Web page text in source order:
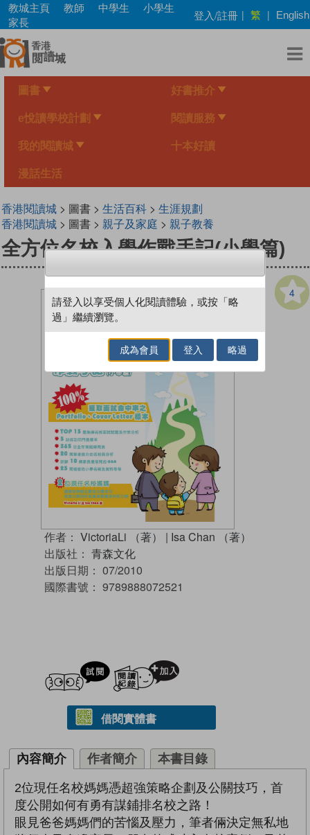
Skip
main
content
教城主頁 教師 中學生
小學生
家長
登入/註冊 | 繁 | English
圖書 好書推介
e悅讀學校計劃 閱讀服務
我的閱讀城 十本好讀
漫話生活
香港閱讀城> 圖書 > 生活百科> 生涯規劃
香港閱讀城> 圖書 > 親子及家庭 > 親子教養
全方位名校入學作戰手記(小學篇)
4
作者： VictoriaLi （著） | Isa Chan （著）
出版社： 青森文化
出版日期： 07/2010
國際書號： 9789888072521
試閲
借閱實體書
內容簡介 作者簡介 本書目錄
2位現任名校媽媽憑超強策略企劃及公關技巧，首
度公開如何有勇有謀鋪排名校之路！
眼見爸爸媽媽們的苦惱及壓力，筆者倆決定無私地
請登入以享受個人化閱讀體驗，或按「略
過」繼續瀏覽。
成為會員 登入 略過